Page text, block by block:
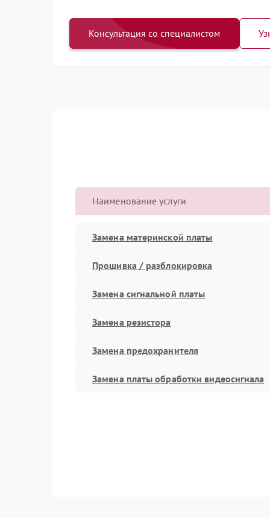
Консультация со специалистом
Наименование услуги
Замена материнской платы
Прошивка / разблокировка
Замена сигнальной платы
Замена резистора
Замена предохранителя
Замена платы обработки видеосигнала